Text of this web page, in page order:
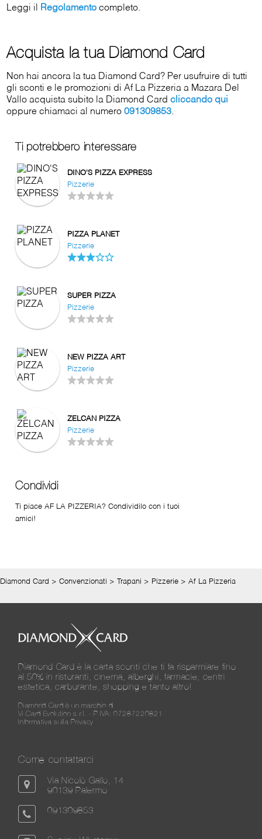
Leggi il Regolamento completo.
Acquista la tua Diamond Card
Non hai ancora la tua Diamond Card? Per usufruire di tutti
gli sconti e le promozioni di Af La Pizzeria a Mazara Del
Vallo acquista subito la Diamond Cardcliccando qui
oppure chiamaci al numero091309853.
Ti potrebbero interessare
DINO'S PIZZA EXPRESS
Pizzerie
PIZZA PLANET
Pizzerie
SUPER PIZZA
Pizzerie
NEW PIZZA ART
Pizzerie
ZELCAN PIZZA
Pizzerie
Condividi
Ti piace AF LA PIZZERIA? Condividilo con i tuoi
amici!
Diamond Card > Convenzionati > Trapani > Pizzerie > Af La Pizzeria
Diamond Card è la carta sconti che ti fa risparmiare fino
al 50% in ristoranti, cinema, alberghi, farmacie, centri
estetica, carburante, shopping e tanto altro!
Diamond Card è un marchio di
Vi.Card Evolution s.r.l. - P.IVA: 07287220821
Informativa sulla Privacy
Come contattarci
Via Nicolò Gallo, 14
90139 Palermo
091309853